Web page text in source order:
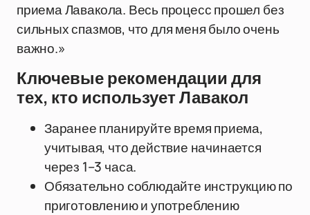
приема Лавакола. Весь процесс прошел без
сильных спазмов, что для меня было очень
важно.»
Ключевые рекомендации для
тех, кто использует Лавакол
Заранее планируйте время приема,
учитывая, что действие начинается
через 1–3 часа.
Обязательно соблюдайте инструкцию по
приготовлению и употреблению